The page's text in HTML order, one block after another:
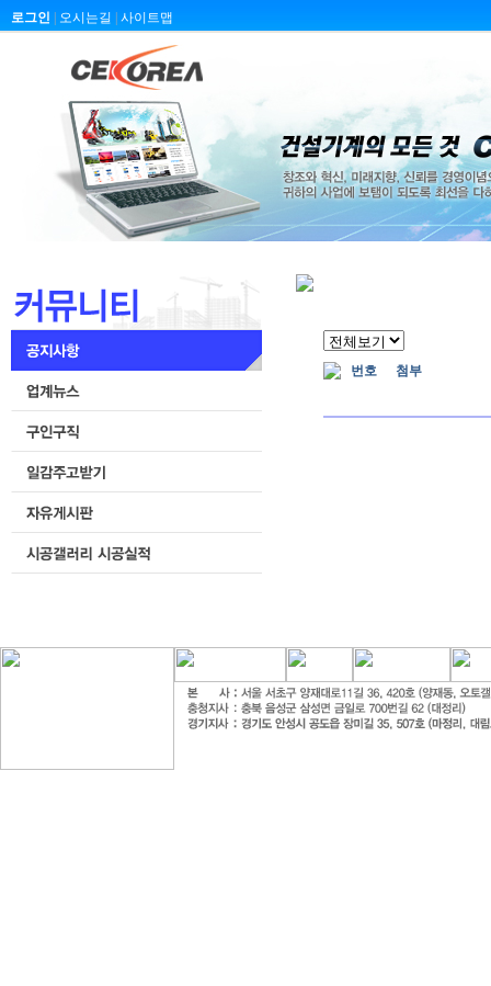
로그인 오시는길 사이트맵
번호 첨부